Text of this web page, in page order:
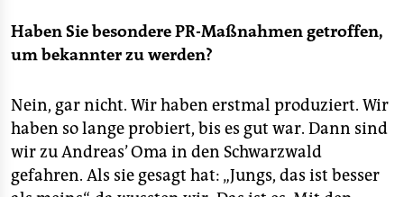
Haben Sie besondere PR-Maßnahmen getroffen,
um bekannter zu werden?
Nein, gar nicht. Wir haben erstmal produziert. Wir
haben so lange probiert, bis es gut war. Dann sind
wir zu Andreas’ Oma in den Schwarzwald
gefahren. Als sie gesagt hat: „Jungs, das ist besser